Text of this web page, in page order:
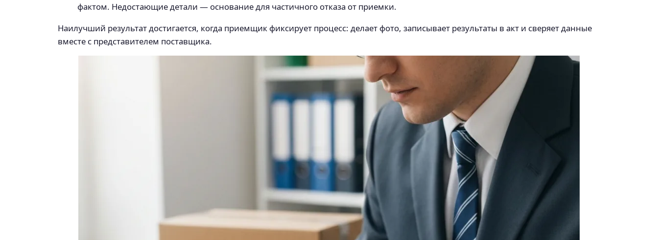
фактом. Недостающие детали — основание для частичного отказа от приемки.
Наилучший результат достигается, когда приемщик фиксирует процесс: делает фото, записывает результаты в акт и сверяет данные
вместе с представителем поставщика.